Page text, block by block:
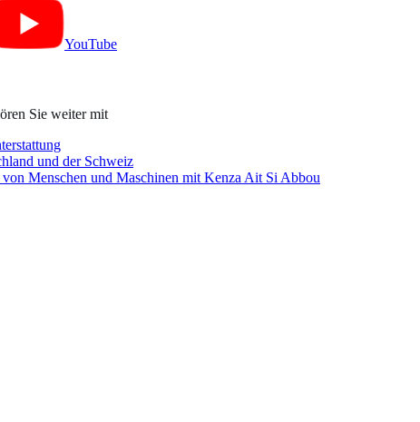
YouTube
Sie weiter mit
und der Schweiz
Menschen und Maschinen mit Kenza Ait Si Abbou